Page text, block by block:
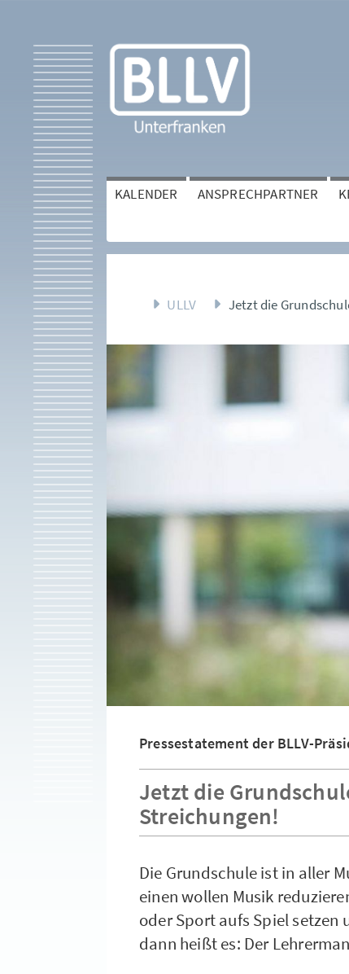
KALENDER ANSPRECHPARTNER
ULLV Jetzt die
Pressestatement der BLLV-
Jetzt die
Streichungen!
Die Grundschule ist in aller
einen wollen Musik
oder Sport aufs Spiel setzen
dann heißt es: Der